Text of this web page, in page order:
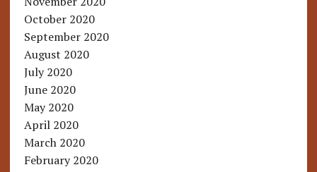
October 2020
September 2020
August 2020
July 2020
June 2020
May 2020
April 2020
March 2020
February 2020